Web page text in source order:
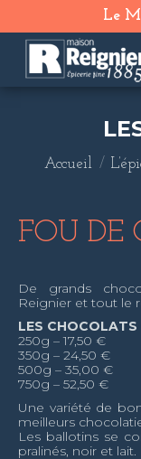
Le
Vous êtes ici :
Accueil
FOU DE
De grands
Reignier et tout le
LES CHOCOLATS
250g – 17,50 €
350g – 24,50 €
500g – 35,00 €
750g – 52,50 €
Une variété de
meilleurs
Les ballotins se
pralinés, noir et lait.